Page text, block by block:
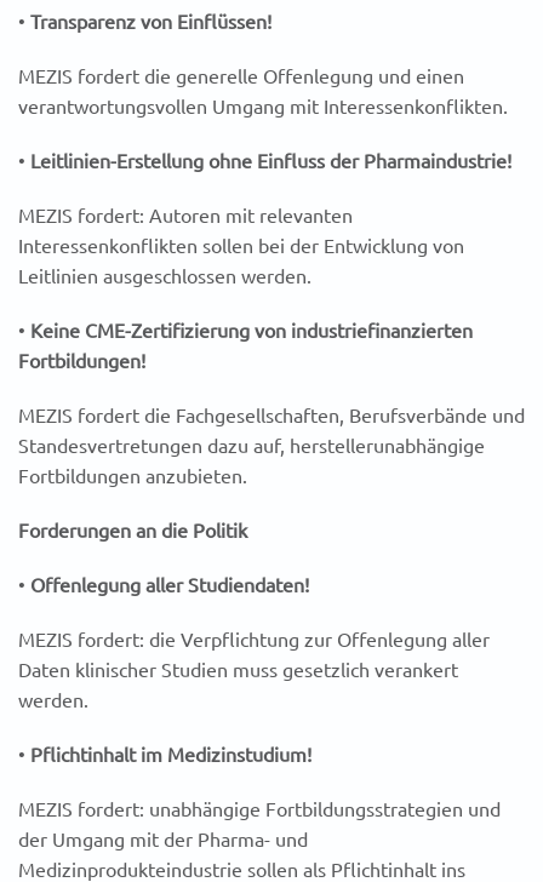
• Transparenz von Einflüssen!
MEZIS fordert die generelle Offenlegung und einen
verantwortungsvollen Umgang mit Interessenkonflikten.
• Leitlinien-Erstellung ohne Einfluss der Pharmaindustrie!
MEZIS fordert: Autoren mit relevanten
Interessenkonflikten sollen bei der Entwicklung von
Leitlinien ausgeschlossen werden.
• Keine CME-Zertifizierung von industriefinanzierten
Fortbildungen!
MEZIS fordert die Fachgesellschaften, Berufsverbände und
Standesvertretungen dazu auf, herstellerunabhängige
Fortbildungen anzubieten.
Forderungen an die Politik
• Offenlegung aller Studiendaten!
MEZIS fordert: die Verpflichtung zur Offenlegung aller
Daten klinischer Studien muss gesetzlich verankert
werden.
• Pflichtinhalt im Medizinstudium!
MEZIS fordert: unabhängige Fortbildungsstrategien und
der Umgang mit der Pharma- und
Medizinprodukteindustrie sollen als Pflichtinhalt ins